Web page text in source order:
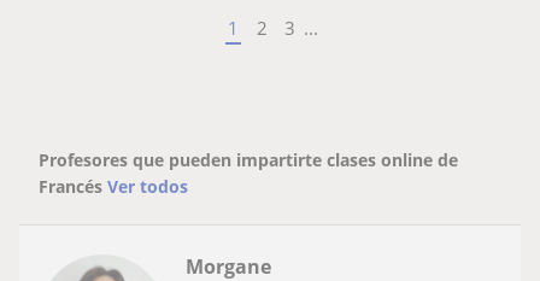
1 2 3 ...
Profesores que pueden impartirte clases online de
Francés Ver todos
Morgane